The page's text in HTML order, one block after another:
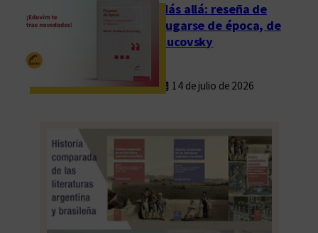
Más allá: reseña de
Fugarse de época, de
Rucovsky
14 de julio de 2026